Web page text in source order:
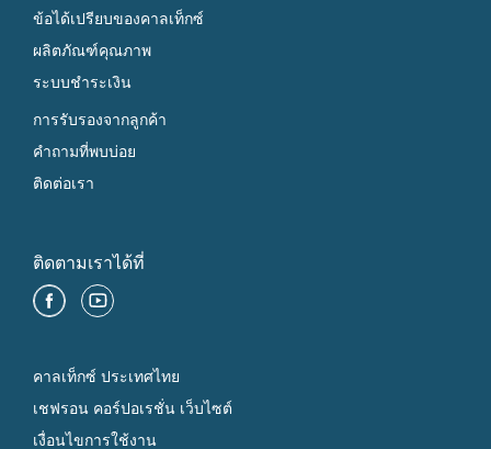
ข้อได้เปรียบของคาลเท็กซ์
ผลิตภัณฑ์คุณภาพ
ระบบชำระเงิน
การรับรองจากลูกค้า
คำถามที่พบบ่อย
ติดต่อเรา
ติดตามเราได้ที่
คาลเท็กซ์ ประเทศไทย
เชฟรอน คอร์ปอเรชั่น เว็บไซต์
เงื่อนไขการใช้งาน